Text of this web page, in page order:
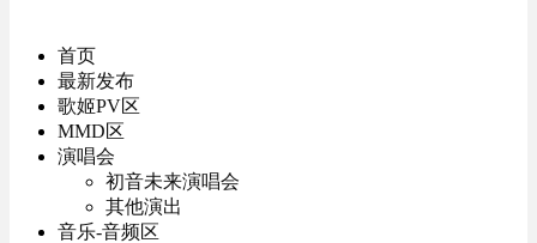
首页
最新发布
歌姬PV区
MMD区
演唱会
初音未来演唱会
其他演出
音乐-音频区